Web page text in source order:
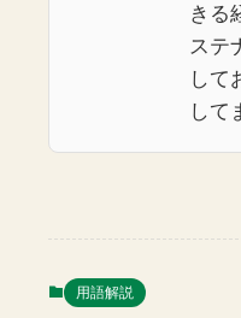
きる
ステ
して
して
用語解説